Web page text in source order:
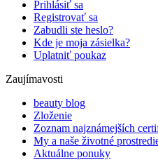
Prihlásiť sa
Registrovať sa
Zabudli ste heslo?
Kde je moja zásielka?
Uplatniť poukaz
Zaujímavosti
beauty blog
Zloženie
Zoznam najznámejších
My a naše životné
Aktuálne ponuky